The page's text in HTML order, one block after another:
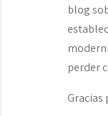
blog
perder
Gracias